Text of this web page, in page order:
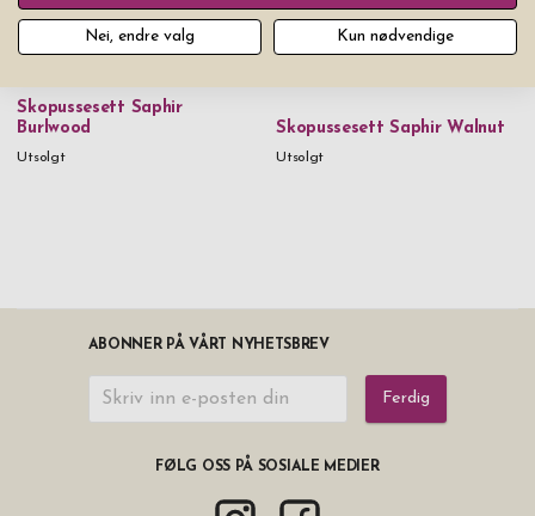
Skopussesett Saphir
Burlwood
Utsolgt
Skopussesett Saphir Walnut
Utsolgt
ABONNER PÅ VÅRT NYHETSBREV
Ferdig
FØLG OSS PÅ SOSIALE MEDIER
Nei, endre valg Kun nødvendige